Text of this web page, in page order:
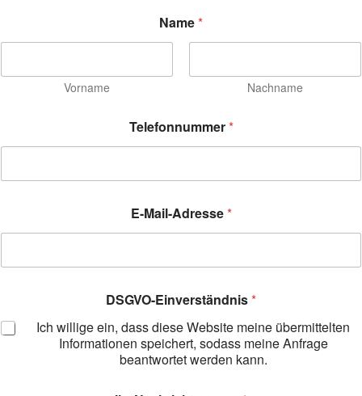
Name*
Vorname Nachname
Telefonnummer*
-
M
i
-
A
d
r
e
s
E-Mail-Adresse*
DSGVO-Einverständnis*
Ich willige ein, dass diese Website meine übermittelten
Informationen speichert, sodass meine Anfrage
beantwortet werden kann.